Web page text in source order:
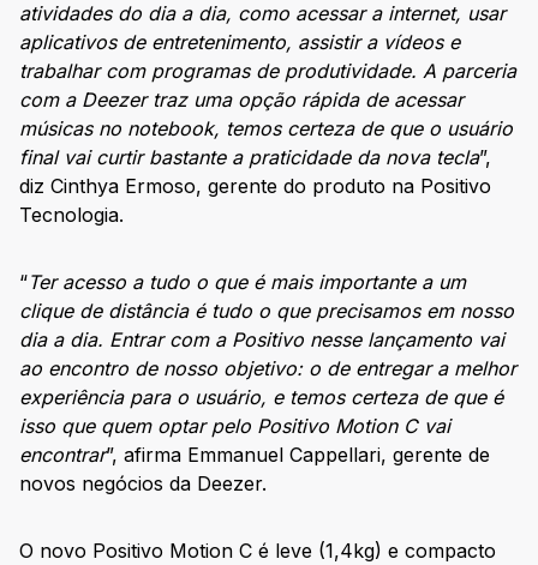
atividades do dia a dia, como acessar a internet, usar
aplicativos de entretenimento, assistir a vídeos e
trabalhar com programas de produtividade. A parceria
com a Deezer traz uma opção rápida de acessar
músicas no notebook, temos certeza de que o usuário
final vai curtir bastante a praticidade da nova tecla”,
diz Cinthya Ermoso, gerente do produto na Positivo
Tecnologia.
“Ter acesso a tudo o que é mais importante a um
clique de distância é tudo o que precisamos em nosso
dia a dia. Entrar com a Positivo nesse lançamento vai
ao encontro de nosso objetivo: o de entregar a melhor
experiência para o usuário, e temos certeza de que é
isso que quem optar pelo Positivo Motion C vai
encontrar”, afirma Emmanuel Cappellari, gerente de
novos negócios da Deezer.
O novo Positivo Motion C é leve (1,4kg) e compacto